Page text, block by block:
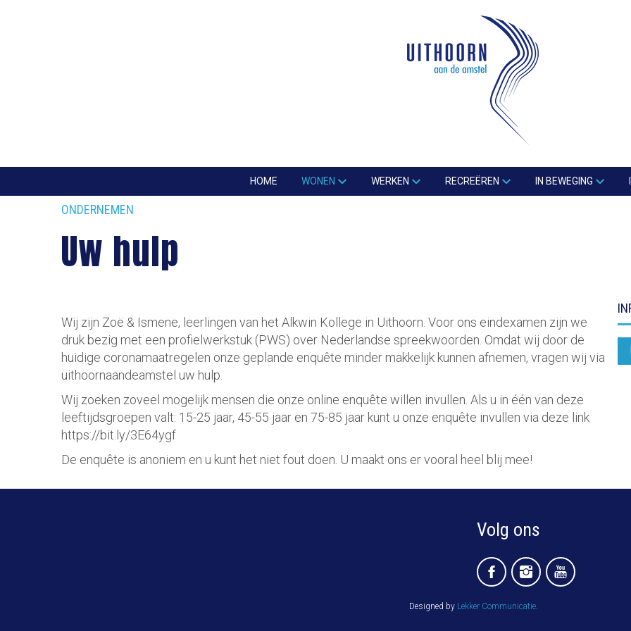
HOME WONEN WERKEN RECREËREN IN BEWEGING
ONDERNEMEN
Uw hulp
Wij zijn Zoë & Ismene, leerlingen van het Alkwin Kollege in Uithoorn. Voor ons eindexamen zijn we
druk bezig met een profielwerkstuk (PWS) over Nederlandse spreekwoorden. Omdat wij door de
huidige coronamaatregelen onze geplande enquête minder makkelijk kunnen afnemen, vragen wij via
uithoornaandeamstel uw hulp.
Wij zoeken zoveel mogelijk mensen die onze online enquête willen invullen. Als u in één van deze
leeftijdsgroepen valt: 15-25 jaar, 45-55 jaar en 75-85 jaar kunt u onze enquête invullen via deze link
https://bit.ly/3E64ygf
De enquête is anoniem en u kunt het niet fout doen. U maakt ons er vooral heel blij mee!
Volg ons
Designed by Lekker Communicatie.